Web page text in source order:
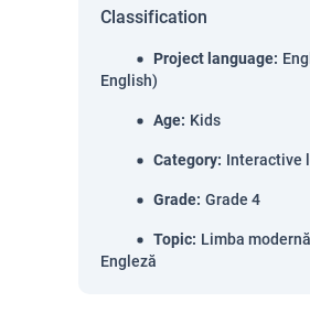
Classification
Project language:
English)
Age: Kids
Category: Interactive
Grade: Grade 4
Topic: Limba
Engleză